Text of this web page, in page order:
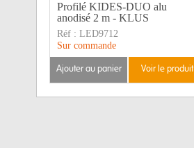
Profilé KIDES-DUO alu
anodisé 2 m - KLUS
Réf : LED9712
Sur commande
ajouter au panier voir le produit